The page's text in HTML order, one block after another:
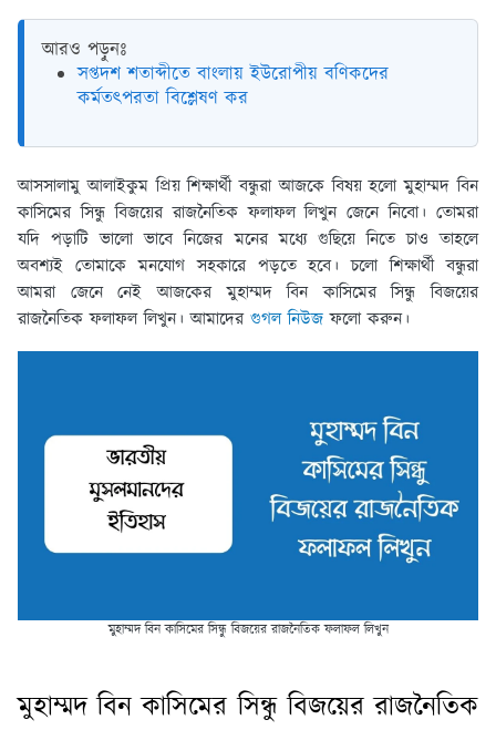
আরও পড়ুনঃ
সপ্তদশ শতাব্দীতে বাংলায় ইউরোপীয় বণিকদের
কর্মতৎপরতা বিশ্লেষণ কর
আসসালামু আলাইকুম প্রিয় শিক্ষার্থী বন্ধুরা আজকে বিষয় হলো মুহাম্মদ বিন
কাসিমের সিন্ধু বিজয়ের রাজনৈতিক ফলাফল লিখুন জেনে নিবো। তোমরা
যদি পড়াটি ভালো ভাবে নিজের মনের মধ্যে গুছিয়ে নিতে চাও তাহলে
অবশ্যই তোমাকে মনযোগ সহকারে পড়তে হবে। চলো শিক্ষার্থী বন্ধুরা
আমরা জেনে নেই আজকের মুহাম্মদ বিন কাসিমের সিন্ধু বিজয়ের
রাজনৈতিক ফলাফল লিখুন। আমাদের গুগল নিউজ ফলো করুন।
মুহাম্মদ বিন কাসিমের সিন্ধু বিজয়ের রাজনৈতিক ফলাফল লিখুন
মুহাম্মদ বিন কাসিমের সিন্ধু বিজয়ের রাজনৈতিক